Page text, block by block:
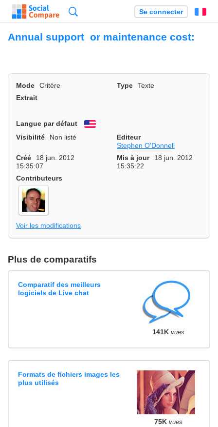
Se connecter
Annual support or maintenance cost:
Mode Critère Type
Texte
Extrait
Langue par défaut
English
Visibilité
Non listé
Editeur
Stephen O'Donnell
Créé
18 jun. 2012
15:35:07
Mis à jour
18 jun. 2012
15:35:22
Contributeurs
Voir les modifications
Plus de comparatifs
Comparatif des meilleurs
logiciels de Live chat
141K vues
Formats de fichiers images les
plus utilisés
75K vues